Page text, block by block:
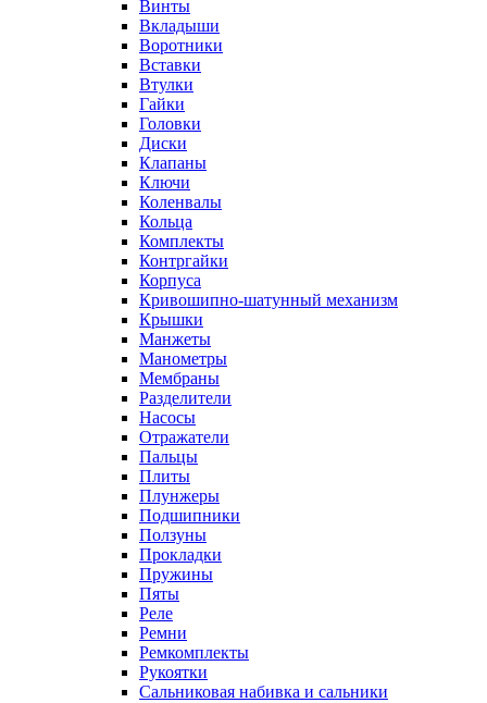
Винты
Вкладыши
Воротники
Вставки
Втулки
Гайки
Головки
Диски
Клапаны
Ключи
Коленвалы
Кольца
Комплекты
Контргайки
Корпуса
Кривошипно-шатунный механизм
Крышки
Манжеты
Манометры
Мембраны
Разделители
Насосы
Отражатели
Пальцы
Плиты
Плунжеры
Подшипники
Ползуны
Прокладки
Пружины
Пяты
Реле
Ремни
Ремкомплекты
Рукоятки
Сальниковая набивка и сальники